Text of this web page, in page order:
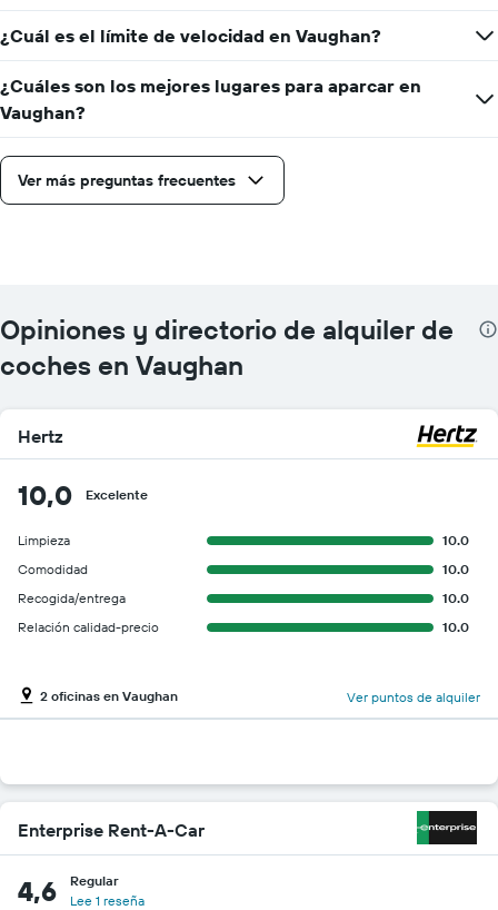
¿Cuál es el límite de velocidad en Vaughan?
¿Cuáles son los mejores lugares para aparcar en
Vaughan?
Ver más preguntas frecuentes
Opiniones y directorio de alquiler de
coches en Vaughan
Hertz
10,0 Excelente
Limpieza
10.0
Comodidad
10.0
Recogida/entrega
10.0
Relación calidad-precio
10.0
2 oficinas en Vaughan Ver puntos de alquiler
Enterprise Rent-A-Car
4,6
Regular
Lee 1 reseña